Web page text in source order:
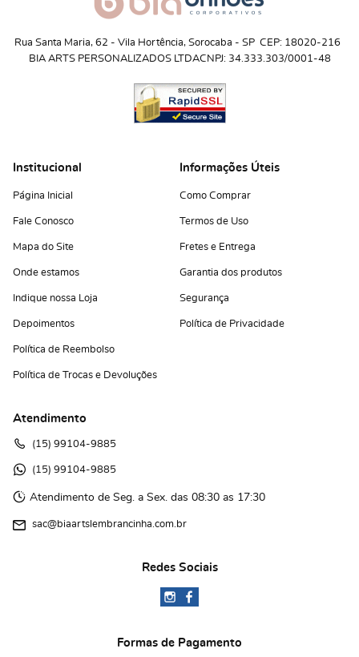
Rua Santa Maria, 62 - Vila Hortência, Sorocaba - SP CEP: 18020-216
BIA ARTS PERSONALIZADOS LTDACNPJ: 34.333.303/0001-48
Institucional
Página Inicial
Fale Conosco
Mapa do Site
Onde estamos
Indique nossa Loja
Depoimentos
Política de Reembolso
Política de Trocas e Devoluções
Informações Úteis
Como Comprar
Termos de Uso
Fretes e Entrega
Garantia dos produtos
Segurança
Política de Privacidade
Atendimento
(15) 99104-9885
(15) 99104-9885
Atendimento de Seg. a Sex. das 08:30 as 17:30
sac@biaartslembrancinha.com.br
Redes Sociais
Formas de Pagamento